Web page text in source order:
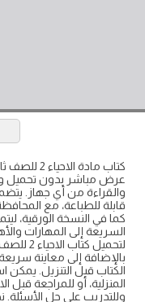
عرض مباشر بدون تحميل
قابلة للطباعة، مع
كما في النسخة الورقية،
السريعة إلى المهارات
بالإضافة إلى معاينة
الكتاب قبل التنزيل. يمكن
المنزلية، أو للمراجعة قبل